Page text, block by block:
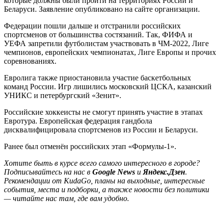
Беларуси. Заявление опубликовано на сайте организации.
Федерации пошли дальше и отстранили российских
спортсменов от большинства состязаний. Так, ФИФА и
УЕФА запретили футболистам участвовать в ЧМ-2022, Лиге
чемпионов, европейских чемпионатах, Лиге Европы и прочих
соревнованиях.
Евролига также приостановила участие баскетбольных
команд России. Игр лишились московский ЦСКА, казанский
УНИКС и петербургский «Зенит».
Российские хоккеисты не смогут принять участие в этапах
Евротура. Европейская федерация гандбола
дисквалифицировала спортсменов из России и Беларуси.
Ранее был отменён российских этап «Формулы-1».
Хотите быть в курсе всего самого интересного в городе?
Подписывайтесь на нас в Google News и Яндекс.Дзен.
Рекомендации от KudaGo, планы на выходные, интересные
события, места и подборки, а также новости без политики
— читайте нас там, где вам удобно.